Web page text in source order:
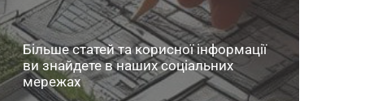
Більше статей та корисної інформації
ви знайдете в наших соціальних
мережах